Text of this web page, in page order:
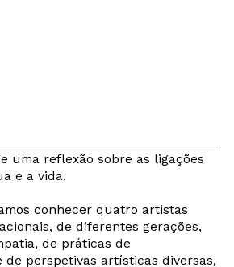
uma reflexão sobre as ligações
e a vida.
conhecer quatro artistas
de diferentes gerações,
de práticas de
de perspetivas artísticas diversas,